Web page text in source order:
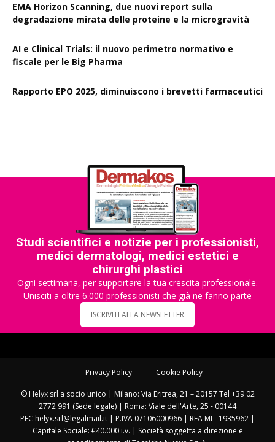
EMA Horizon Scanning, due nuovi report sulla
degradazione mirata delle proteine e la microgravità
AI e Clinical Trials: il nuovo perimetro normativo e
fiscale per le Big Pharma
Rapporto EPO 2025, diminuiscono i brevetti farmaceutici
Studi scientifici e notizie per i professionisti,
medici dermatologi, medici estetici e
chirurghi plastici
Ogni settimana, per supportare la tua crescita professionale.
Unisciti a oltre 6.000 professionisti che già ne fanno parte
ISCRIVITI ALLA NEWSLETTER
Privacy Policy Cookie Policy
© Helyx srl a socio unico | Milano: Via Eritrea, 21 – 20157 Tel +39 02
2772 991 (Sede legale) | Roma: Viale dell'Arte, 25 - 00144
PEC helyx.srl@legalmail.it | P.IVA 07106000966 | REA MI - 1935962 |
Capitale Sociale: €40.000 i.v. | Società soggetta a direzione e